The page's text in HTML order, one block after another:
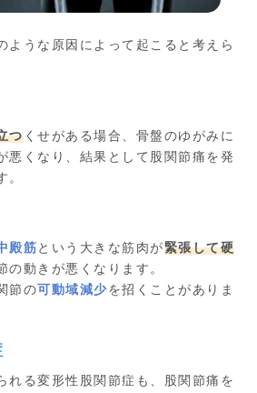
ような原因によって起こると考えら
つくせがある場合、骨盤のゆがみに
悪くなり、結果として股関節痛を発
。
殿筋という大きな筋肉が緊張して硬
の動きが悪くなります。
節の可動域減少を招くことがありま
れる変形性股関節症も、股関節痛を